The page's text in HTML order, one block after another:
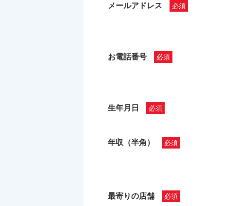
メールアドレス
お電話番号
生年月日
年収（半角）
最寄りの店舗